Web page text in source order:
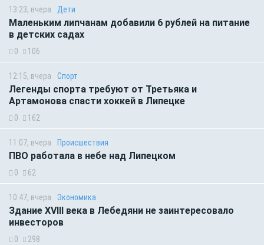
13:23, вчера Дети
Маленьким липчанам добавили 6 рублей на питание
в детских садах
0 106
12:15, вчера Спорт
Легенды спорта требуют от Третьяка и
Артамонова спасти хоккей в Липецке
0 162
11:07, вчера Происшествия
ПВО работала в небе над Липецком
0 62
10:47, вчера Экономика
Здание XVIII века в Лебедяни не заинтересовало
инвесторов
0 298